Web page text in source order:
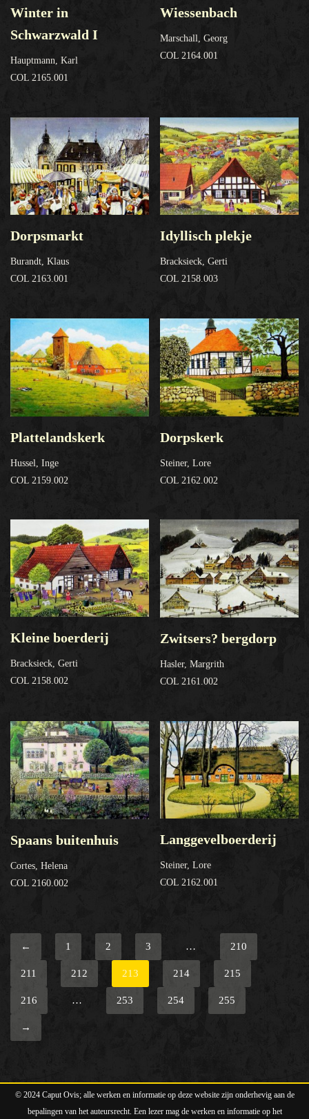
Winter in
Schwarzwald I
Hauptmann, Karl
COL 2165.001
Wiessenbach
Marschall, Georg
COL 2164.001
Dorpsmarkt
Burandt, Klaus
COL 2163.001
Idyllisch plekje
Bracksieck, Gerti
COL 2158.003
Plattelandskerk
Hussel, Inge
COL 2159.002
Dorpskerk
Steiner, Lore
COL 2162.002
Kleine boerderij
Bracksieck, Gerti
COL 2158.002
Zwitsers? bergdorp
Hasler, Margrith
COL 2161.002
Spaans buitenhuis
Cortes, Helena
COL 2160.002
Langgevelboerderij
Steiner, Lore
COL 2162.001
← 1 2 3 … 210
211 212 213 214 215
216 … 253 254 255
→
© 2024 Caput Ovis; alle werken en informatie op deze website zijn onderhevig aan de
bepalingen van het auteursrecht. Een lezer mag de werken en informatie op het